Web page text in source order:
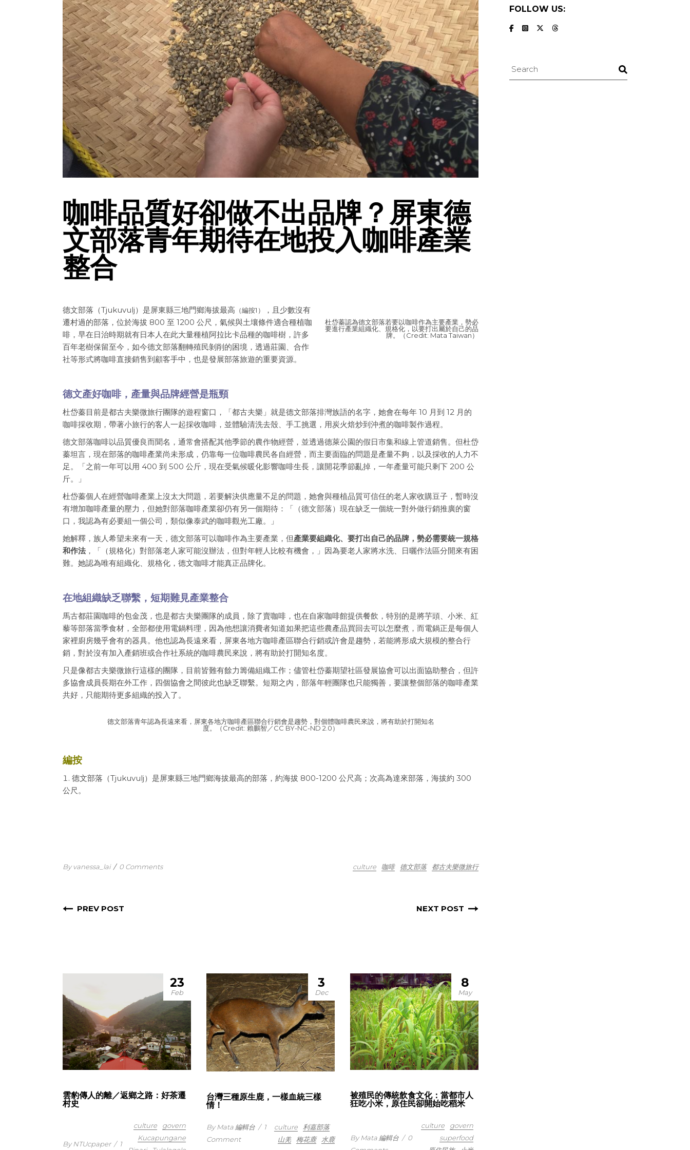
咖啡品質好卻做不出品牌？屏東德
文部落青年期待在地投入咖啡產業
整合
杜岱蓁認為德文部落若要以咖啡作為主要產業，勢必
要進行產業組織化、規格化，以要打出屬於自己的品
牌。（Credit: Mata Taiwan）
德文部落（Tjukuvulj）是屏東縣三地門鄉海拔最高 （編按1）
，且少數沒有
遷村過的部落，位於海拔 800 至 1200 公尺，氣候與土壤條件適合種植咖
啡，早在日治時期就有日本人在此大量種植阿拉比卡品種的咖啡樹，許多
百年老樹保留至今，如今德文部落翻轉殖民剝削的困境，透過莊園、合作
社等形式將咖啡直接銷售到顧客手中，也是發展部落旅遊的重要資源。
德文產好咖啡，產量與品牌經營是瓶頸
杜岱蓁目前是都古夫樂微旅行團隊的遊程窗口，「都古夫樂」就是德文部落排灣族語的名字，她會在每年 10 月到 12 月的
咖啡採收期，帶著小旅行的客人一起採收咖啡，並體驗清洗去殼、手工挑選，用炭火焙炒到沖煮的咖啡製作過程。
德文部落咖啡以品質優良而聞名，通常會搭配其他季節的農作物經營，並透過德萊公園的假日市集和線上管道銷售。但杜岱
蓁坦言，現在部落的咖啡產業尚未形成，仍靠每一位咖啡農民各自經營，而主要面臨的問題是產量不夠，以及採收的人力不
足。「之前一年可以用 400 到 500 公斤，現在受氣候暖化影響咖啡生長，讓開花季節亂掉，一年產量可能只剩下 200 公
斤。」
杜岱蓁個人在經營咖啡產業上沒太大問題，若要解決供應量不足的問題，她會與種植品質可信任的老人家收購豆子，暫時沒
有增加咖啡產量的壓力，但她對部落咖啡產業卻仍有另一個期待：「（德文部落）現在缺乏一個統一對外做行銷推廣的窗
口，我認為有必要組一個公司，類似像泰武的咖啡觀光工廠。」
她解釋，族人希望未來有一天，德文部落可以咖啡作為主要產業，但產業要組織化、要打出自己的品牌，勢必需要統一規格
和作法 ，「（規格化）對部落老人家可能沒辦法，但對年輕人比較有機會，」因為要老人家將水洗、日曬作法區分開來有困
難。她認為唯有組織化、規格化，德文咖啡才能真正品牌化。
在地組織缺乏聯繫，短期難見產業整合
馬古都莊園咖啡的包金茂，也是都古夫樂團隊的成員，除了賣咖啡，也在自家咖啡館提供餐飲，特別的是將芋頭、小米、紅
藜等部落當季食材，全部都使用電鍋料理，因為他想讓消費者知道如果把這些農產品買回去可以怎麼煮，而電鍋正是每個人
家裡廚房幾乎會有的器具。他也認為長遠來看，屏東各地方咖啡產區聯合行銷或許會是趨勢，若能將形成大規模的整合行
銷，對於沒有加入產銷班或合作社系統的咖啡農民來說，將有助於打開知名度。
只是像都古夫樂微旅行這樣的團隊，目前皆難有餘力籌備組織工作；儘管杜岱蓁期望社區發展協會可以出面協助整合，但許
多協會成員長期在外工作，四個協會之間彼此也缺乏聯繫。短期之內，部落年輕團隊也只能獨善，要讓整個部落的咖啡產業
共好，只能期待更多組織的投入了。
德文部落青年認為長遠來看，屏東各地方咖啡產區聯合行銷會是趨勢，對個體咖啡農民來說，將有助於打開知名
度。（Credit: 賴鵬智／CC BY-NC-ND 2.0）
編按
德文部落（Tjukuvulj）是屏東縣三地門鄉海拔最高的部落，約海拔 800-1200 公尺高；次高為達來部落，海拔約 300
公尺。
By vanessa_lai / 0 Comments culture 咖啡 德文部落 都古夫樂微旅行
PREV POST NEXT POST
23
Feb
雲豹傳人的離／返鄉之路：好茶遷
村史
By NTUcpaper / 1
culture
govern
Kucapungane
3
Dec
台灣三種原生鹿，一樣血統三樣
情！
By Mata 編輯台 / 1
Comment
culture
利嘉部落
山羌
梅花鹿 水鹿
8
May
被殖民的傳統飲食文化：當都市人
狂吃小米，原住民卻開始吃稻米
By Mata 編輯台 / 0
culture
govern
superfood
FOLLOW US:
Search